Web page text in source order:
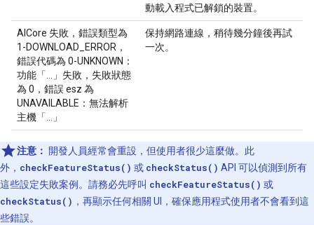
動載入程式已解鎖的裝置。
AICore 失敗，錯誤類型為
1-DOWNLOAD_ERROR，
錯誤代碼為 0-UNKNOWN：
功能「...」失敗，失敗狀態
為 0，錯誤 esz 為
UNAVAILABLE：無法解析
主機「...」
保持網路連線，稍待幾分鐘後再試
一次。
注意：
開發人員經常會重設，但使用者很少這麼做。此
外， checkFeatureStatus() 或 checkStatus() API 可以偵測到所有
這些設定失敗案例。請務必先呼叫 checkFeatureStatus() 或
checkStatus() ，再顯示任何相關 UI，確保應用程式使用者不會看到這
些錯誤。